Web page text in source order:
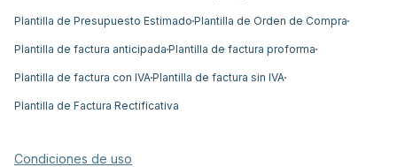
Plantilla de Presupuesto Estimado Plantilla de Orden de Compra
Plantilla de factura anticipada Plantilla de factura proforma
Plantilla de factura con IVA Plantilla de factura sin IVA
Plantilla de Factura Rectificativa
Condiciones de uso